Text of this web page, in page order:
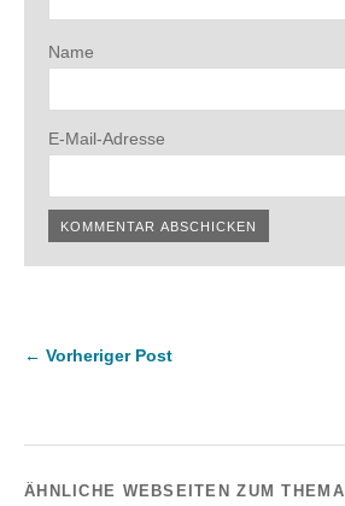
Name
E-Mail-Adresse
← Vorheriger Post
ÄHNLICHE WEBSEITEN ZUM THEMA